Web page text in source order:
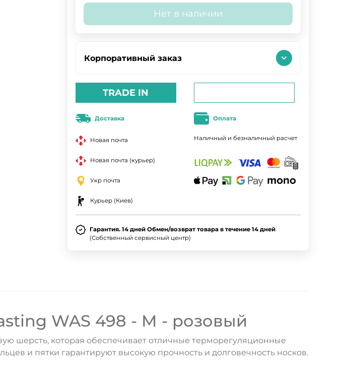
Нет в наличии
Корпоративный заказ
TRADE IN
Доставка
Новая почта
Новая почта (курьер)
Укр почта
Курьер (Киев)
Оплата
Наличный и безналичный расчет
Гарантия. 14 дней Обмен/возврат товара в течение 14 дней
(Собственный сервисный центр)
WAS 498 - M - розовый
шерсть, которая обеспечивает отличные терморегуляционные
и пятки гарантируют высокую прочность и долговечность носков.